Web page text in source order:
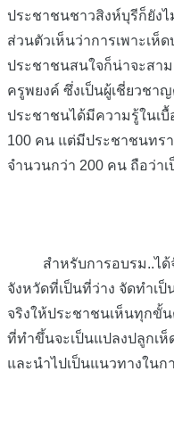
ประชาชนชาวสิงห์บุรีก็ยังไ
ส่วนตัวเห็นว่าการเพาะเห็
ประชาชนสนใจก็น่าจะสา
ครูพยงค์ ซึ่งเป็นผู้เชี่ยวชา
ประชาชนได้มีความรู้ในเบื้
100 คน แต่มีประชาชนทร
จำนวนกว่า 200 คน ถือว่า
สำหรับการอบรม..ได้จั
จังหวัดที่เป็นที่ว่าง จัดทำเ
จริงให้ประชาชนเห็นทุกขั้
ที่ทำขึ้นจะเป็นแปลงปลูกเ
และนำไปเป็นแนวทางในก